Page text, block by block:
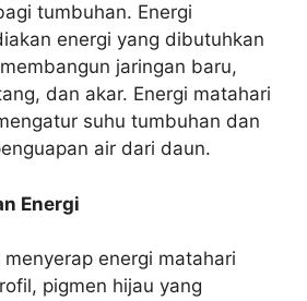
tumbuhan. Energi
energi yang dibutuhkan
jaringan baru,
dan akar. Energi matahari
suhu tumbuhan dan
air dari daun.
Energi
energi matahari
pigmen hijau yang